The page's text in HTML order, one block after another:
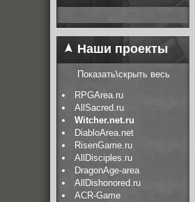
Наши проекты
Показать\скрыть весь
RPGArea.ru
AllSacred.ru
Witcher.net.ru
DiabloArea.net
RisenGame.ru
AllDisciples.ru
DragonAge-area
AllDishonored.ru
ACR-Game